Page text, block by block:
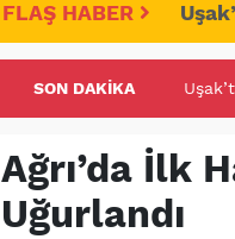
FLAŞ HABER
SON DAKIKA UŞAK
Ağrı’da İlk
Uğurlandı